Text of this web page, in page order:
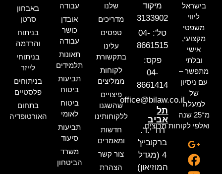
בישראל
ליווי
משפטי
מקצועי,
אישי
ובלתי
מתפשר –
עם ניסיון
של
למעלה
מ־25 שנה
ואלפי לקוחות מרוצים.
שלנו
מדריכים
טפסים
עלינו
בתקשורת
לקוחות
ממליצים
פיצויים
שהשגנו
ללקוחותינו
חדשות
ומאמרים
צור קשר
הצהרת
עבודה
אובדן
כושר
עבודה
תאונות
תלמידים
תביעות
ביטוח
ביטוח
לאומי
תביעות
סיעוד
משרד
הביטחון
באבחון
סרטן
בניתוח
והרדמה
בניתוחי
לייזר
בניתוחים
פלסטיים
בתחום
האורטופדיה
מיקוד
3133902
טל': 04-
8661515
פקס:
04-
8661414
office@bilaw.co.il
תל
אביב
רח' י.ד.
ברקוביץ'
4 (מגדל
המוזיאון)